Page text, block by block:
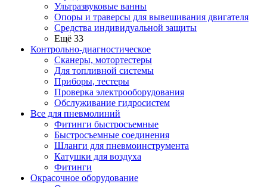
Ультразвуковые ванны
Опоры и траверсы для вывешивания двигателя
Средства индивидуальной защиты
Ещё 33
Контрольно-диагностическое
Сканеры, мотортестеры
Для топливной системы
Приборы, тестеры
Проверка электрооборудования
Обслуживание гидросистем
Все для пневмолиний
Фитинги быстросъемные
Быстросъемные соединения
Шланги для пневмоинструмента
Катушки для воздуха
Фитинги
Окрасочное оборудование